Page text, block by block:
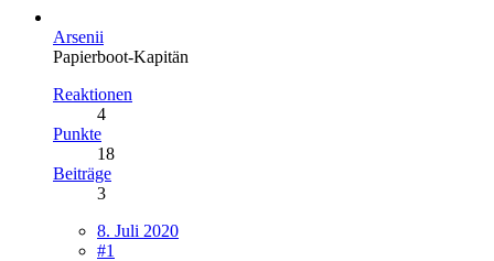
Arsenii
Papierboot-Kapitän
Reaktionen
4
Punkte
18
Beiträge
3
8. Juli 2020
#1